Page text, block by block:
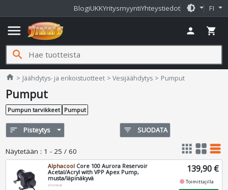
BlogiUKKYritysmyyntiYhteystiedot brightness_medium FI
menu person shopping_cart
search
home Jimms.fi
Jäähdytys- ja erikoistuotteet Vesijäähdytys Pumput
Pumput
Pumpun tarvikkeet Pumput
sort Pisteytys filter_list SUODATA
Näytetään : 1 - 25 / 60 apps grid_view table_rows
Alphacool Core 100 Aurora Reservoir
Acetal/Acryl with VPP Apex Pump,
musta/läpinäkyvä
AT1019163
139,90 €
fiber_manual_recordToimittajilla